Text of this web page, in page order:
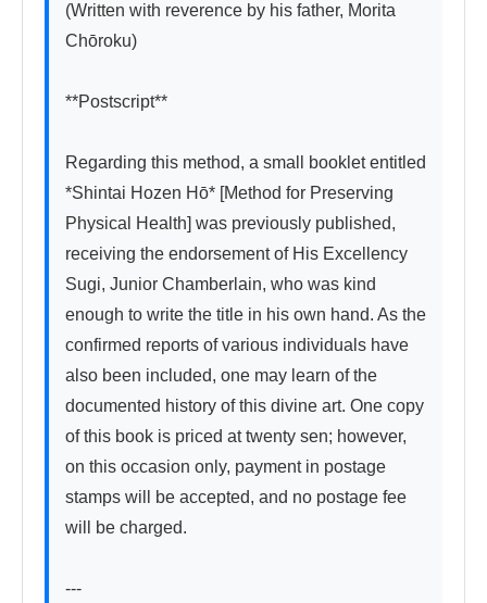
(Written with reverence by his father, Morita
Chōroku)
**Postscript**
Regarding this method, a small booklet entitled
*Shintai Hozen Hō* [Method for Preserving
Physical Health] was previously published,
receiving the endorsement of His Excellency
Sugi, Junior Chamberlain, who was kind
enough to write the title in his own hand. As the
confirmed reports of various individuals have
also been included, one may learn of the
documented history of this divine art. One copy
of this book is priced at twenty sen; however,
on this occasion only, payment in postage
stamps will be accepted, and no postage fee
will be charged.
---